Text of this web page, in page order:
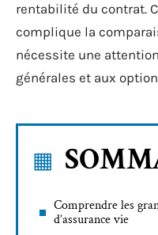
rentabilité du contrat.
complique la
nécessite une
générales et aux
Comprendre les
d’assurance vie